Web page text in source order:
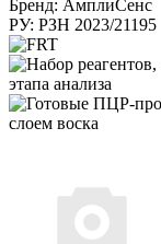
Бренд: АмплиСенс
РУ: РЗН 2023/21195